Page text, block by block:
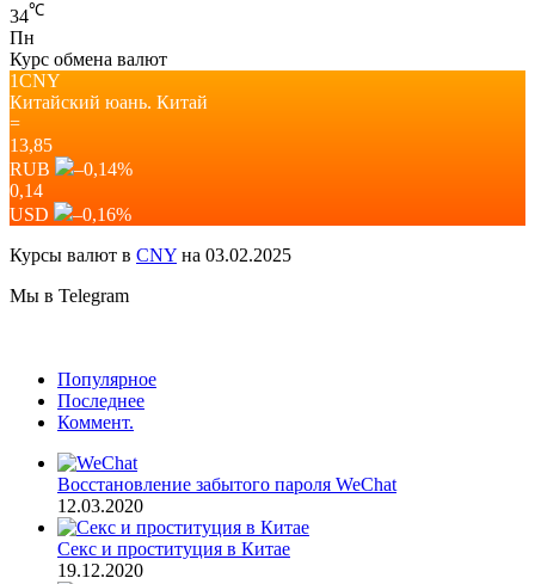
34℃
Пн
Курс обмена валют
1CNY
Китайский юань. Китай
=
13,85
RUB
–0,14%
0,14
USD
–0,16%
Курсы валют в CNY на 03.02.2025
Мы в Telegram
Популярное
Последнее
Коммент.
Восстановление забытого пароля WeChat
12.03.2020
Секс и проституция в Китае
19.12.2020